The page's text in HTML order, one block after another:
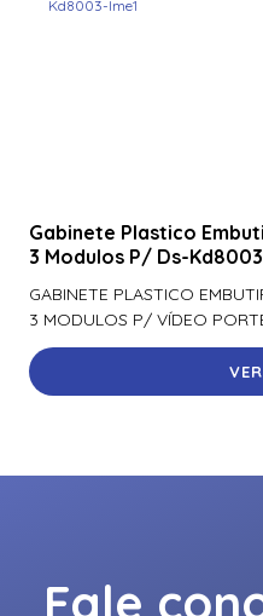
Gabinete Plastico
3 Modulos P/ Ds-
GABINETE PLASTICO
3 MODULOS P/ VÍDEO
Fale